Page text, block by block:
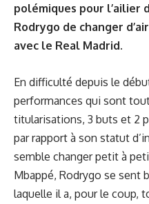
polémiques pour
Rodrygo de changer
avec le Real Madrid.
En difficulté depuis le
performances qui sont
titularisations, 3 buts et 2
par rapport à son statut
semble changer petit à
Mbappé, Rodrygo se sent
laquelle il a, pour le coup,